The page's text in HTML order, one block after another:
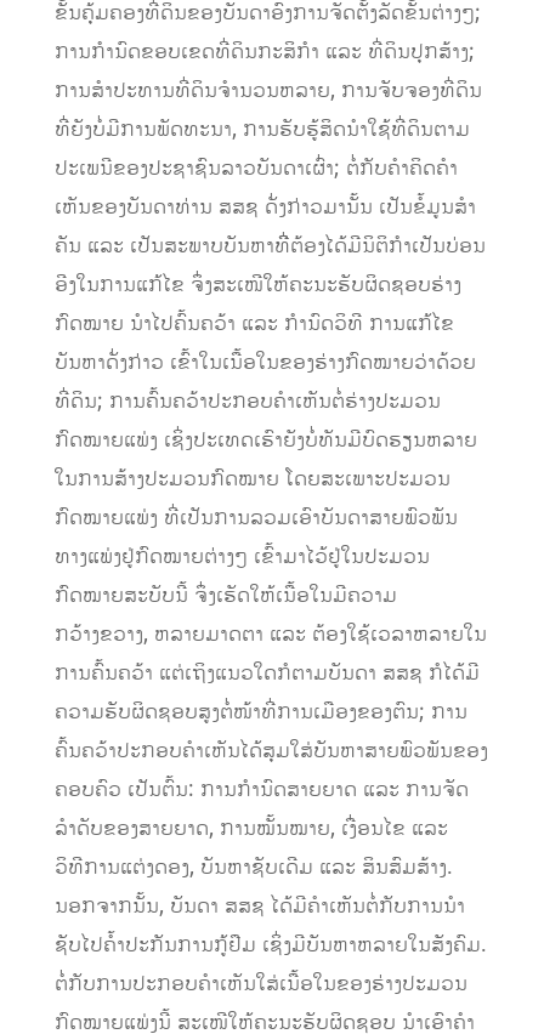
ຂັ້ນຄຸ້ມຄອງທີ່ດິນຂອງບັນດາອົງການຈັດຕັ້ງລັດຂັ້ນຕ່າງໆ;
ການກໍານົດຂອບເຂດທີ່ດິນກະສິກໍາ ແລະ ທີ່ດິນປຸກສ້າງ;
ການສໍາປະທານທີ່ດິນຈໍານວນຫລາຍ, ການຈັບຈອງທີ່ດິນ
ທີ່ຍັງບໍ່ມີການພັດທະນາ, ການຮັບຮູ້ສິດນໍາໃຊ້ທີ່ດິນຕາມ
ປະເພນີຂອງປະຊາຊົນລາວບັນດາເຜົ່າ; ຕໍ່ກັບຄໍາຄິດຄໍາ
ເຫັນຂອງບັນດາທ່ານ ສສຊ ດັ່ງກ່າວມານັ້ນ ເປັນຂໍ້ມູນສໍາ
ຄັນ ແລະ ເປັນສະພາບບັນຫາທີີ່ຕ້ອງໄດ້ມີນິຕິກໍາເປັນບ່ອນ
ອີງໃນການແກ້ໄຂ ຈຶ່ງສະເໜີໃຫ້ຄະນະຮັບຜິດຊອບຮ່າງ
ກົດໝາຍ ນໍາໄປຄົ້ນຄວ້າ ແລະ ກໍານົດວິທີ ການແກ້ໄຂ
ບັນຫາດັ່ງກ່າວ ເຂົ້າໃນເນື້ອໃນຂອງຮ່າງກົດໝາຍວ່າດ້ວຍ
ທີ່ດິນ; ການຄົ້ນຄວ້າປະກອບຄໍາເຫັນຕໍ່ຮ່າງປະມວນ
ກົດໝາຍແພ່ງ ເຊິ່ງປະເທດເຮົາຍັງບໍ່ທັນມີບົດຮຽນຫລາຍ
ໃນການສ້າງປະມວນກົດໝາຍ ໂດຍສະເພາະປະມວນ
ກົດໝາຍແພ່ງ ທີ່ເປັນການລວມເອົາບັນດາສາຍພົວພັນ
ທາງແພ່ງຢູ່ກົດໝາຍຕ່າງໆ ເຂົ້າມາໄວ້ຢູ່ໃນປະມວນ
ກົດໝາຍສະບັບນີ້ ຈຶ່ງເຮັດໃຫ້ເນື້ອໃນມີຄວາມ
ກວ້າງຂວາງ, ຫລາຍມາດຕາ ແລະ ຕ້ອງໃຊ້ເວລາຫລາຍໃນ
ການຄົ້ນຄວ້າ ແຕ່ເຖິງແນວໃດກໍຕາມບັນດາ ສສຊ ກໍໄດ້ມີ
ຄວາມຮັບຜິດຊອບສູງຕໍ່ໜ້າທີ່ການເມືອງຂອງຕົນ; ການ
ຄົ້ນຄວ້າປະກອບຄໍາເຫັນໄດ້ສຸມໃສ່ບັນຫາສາຍພົວພັນຂອງ
ຄອບຄົວ ເປັນຕົ້ນ: ການກໍານົດສາຍຍາດ ແລະ ການຈັດ
ລໍາດັບຂອງສາຍຍາດ, ການໝັ້ນໝາຍ, ເງື່ອນໄຂ ແລະ
ວິທີການແຕ່ງດອງ, ບັນຫາຊັບເດີມ ແລະ ສິນສົມສ້າງ.
ນອກຈາກນັ້ນ, ບັນດາ ສສຊ ໄດ້ມີຄໍາເຫັນຕໍ່ກັບການນໍາ
ຊັບໄປຄໍ້າປະກັນການກູ້ຢືມ ເຊິ່ງມີບັນຫາຫລາຍໃນສັງຄົມ.
ຕໍ່ກັບການປະກອບຄໍາເຫັນໃສ່ເນື້ອໃນຂອງຮ່າງປະມວນ
ກົດໝາຍແພ່ງນີ້ ສະເໜີໃຫ້ຄະນະຮັບຜິດຊອບ ນໍາເອົາຄໍາ